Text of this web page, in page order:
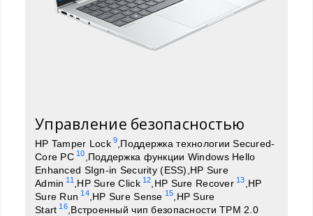
Управление безопасностью
HP Tamper Lock 9 ,Поддержка технологии Secured-
Core PC 10 ,Поддержка функции Windows Hello
Enhanced SIgn-in Security (ESS),HP Sure
Admin 11,HP Sure Click 12 ,HP Sure Recover 13 ,HP
Sure Run 14,HP Sure Sense 15 ,HP Sure
Start 16,Встроенный чип безопасности TPM 2.0